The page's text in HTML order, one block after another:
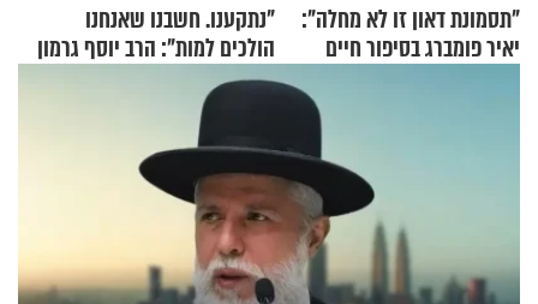
"תסמונת דאון זו לא מחלה":
יאיר פומברג בסיפור חיים
"נתקענו. חשבנו שאנחנו
הולכים למות": הרב יוסף גרמון
בריאיון מרתק